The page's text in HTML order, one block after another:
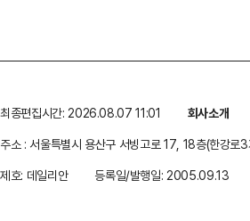
최종편집시간: 2026.08.07 11:01 회사소개
주소 : 서울특별시 용산구 서빙고로 17, 18층(한강로
제호: 데일리안
등록일/발행일: 2005.09.13